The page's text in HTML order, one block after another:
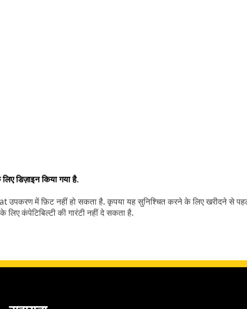
डिज़ाइन किया गया है.
उपकरण में फ़िट नहीं हो सकता है. कृपया यह सुनिश्चित करने के लिए खरीदने से
कंपेटिबिल्टी की गारंटी नहीं दे सकता है.